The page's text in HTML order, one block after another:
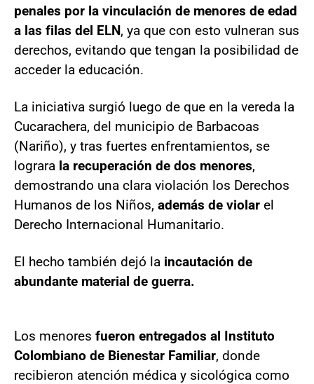
penales por la vinculación de menores de edad
a las filas del ELN, ya que con esto vulneran sus
derechos, evitando que tengan la posibilidad de
acceder la educación.
La iniciativa surgió luego de que en la vereda la
Cucarachera, del municipio de Barbacoas
(Nariño), y tras fuertes enfrentamientos, se
lograra la recuperación de dos menores,
demostrando una clara violación los Derechos
Humanos de los Niños, además de violar el
Derecho Internacional Humanitario.
El hecho también dejó la incautación de
abundante material de guerra.
Los menores fueron entregados al Instituto
Colombiano de Bienestar Familiar, donde
recibieron atención médica y sicológica como